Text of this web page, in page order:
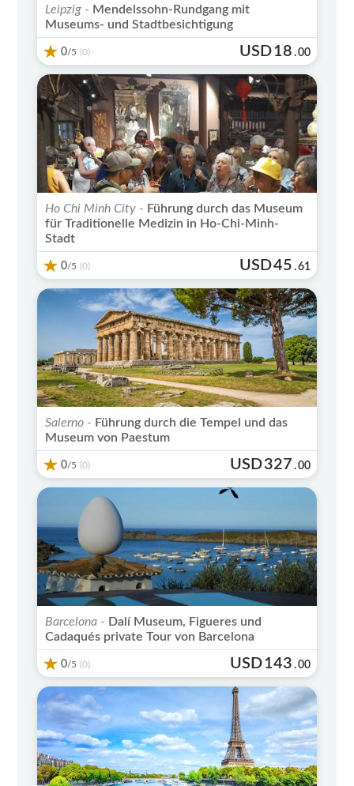
Leipzig - Mendelssohn-Rundgang mit
Museums- und Stadtbesichtigung
0/5 (0) USD18 .00
Ho Chi Minh City - Führung durch das Museum
für Traditionelle Medizin in Ho-Chi-Minh-
Stadt
0/5 (0) USD45 .61
Salerno - Führung durch die Tempel und das
Museum von Paestum
0/5 (0) USD327 .00
Barcelona - Dalí Museum, Figueres und
Cadaqués private Tour von Barcelona
0/5 (0) USD143 .00